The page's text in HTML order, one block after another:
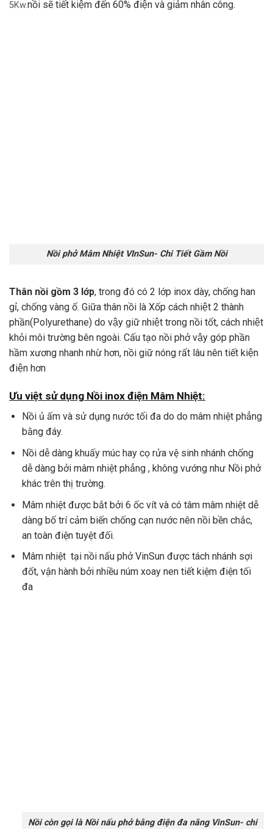
5Kw.nồi sẽ tiết kiệm đến 60% điện và giảm nhân công.
Nồi phở Mâm Nhiệt VInSun- Chi Tiết Gầm Nồi
Thân nồi gồm 3 lớp, trong đó có 2 lớp inox dày, chống han
gỉ, chống vàng ố. Giữa thân nồi là Xốp cách nhiệt 2 thành
phần(Polyurethane) do vậy giữ nhiệt trong nồi tốt, cách nhiệt
khỏi môi trường bên ngoài. Cấu tạo nồi phở vậy góp phần
hầm xương nhanh nhừ hơn, nồi giữ nóng rất lâu nên tiết kiện
điện hơn
Ưu việt sử dụng Nồi inox điện Mâm Nhiệt:
Nồi ủ ấm và sử dụng nước tối đa do do mâm nhiệt phẳng
bằng đáy.
Nồi dễ dàng khuấy múc hay cọ rửa vệ sinh nhánh chống
dễ dàng bởi mâm nhiệt phẳng , không vướng như Nồi phở
khác trên thị trường.
Mâm nhiệt được bắt bởi 6 ốc vít và có tâm mâm nhiệt dễ
dàng bố trí cảm biến chống cạn nước nên nồi bền chắc,
an toàn điện tuyệt đối.
Mâm nhiệt tại nồi nấu phở VinSun được tách nhánh sợi
đốt, vận hành bởi nhiều núm xoay nen tiết kiệm điện tối
đa
Nồi còn gọi là Nồi nấu phở bằng điện đa năng VinSun- chi